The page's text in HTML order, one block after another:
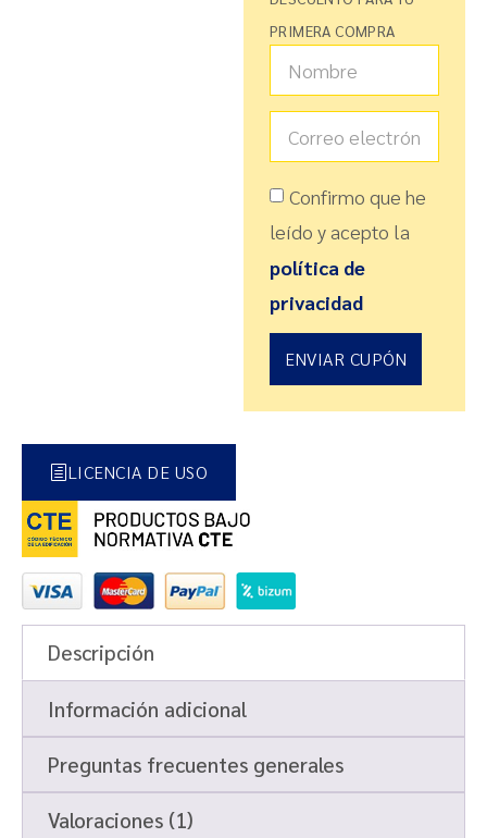
PRIMERA COMPRA
Confirmo que he
leído y acepto la
política de
privacidad
ENVIAR CUPÓN
LICENCIA DE USO
Descripción
Información adicional
Preguntas frecuentes generales
Valoraciones (1)